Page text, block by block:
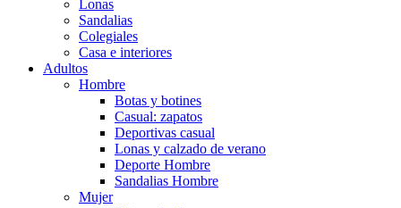
Lonas
Sandalias
Colegiales
Casa e interiores
Adultos
Hombre
Botas y botines
Casual: zapatos
Deportivas casual
Lonas y calzado de verano
Deporte Hombre
Sandalias Hombre
Mujer